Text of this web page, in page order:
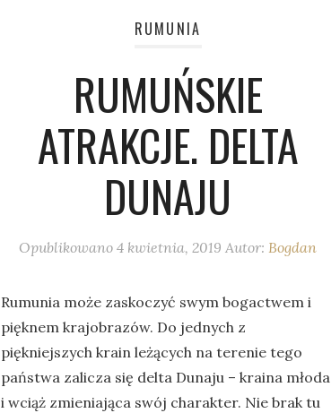
RUMUNIA
RUMUŃSKIE
ATRAKCJE. DELTA
DUNAJU
Opublikowano 4 kwietnia, 2019 Autor: Bogdan
Rumunia może zaskoczyć swym bogactwem i
pięknem krajobrazów. Do jednych z
piękniejszych krain leżących na terenie tego
państwa zalicza się delta Dunaju – kraina młoda
i wciąż zmieniająca swój charakter. Nie brak tu